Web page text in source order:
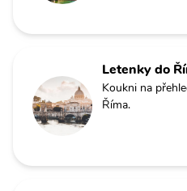
Letenky do
Koukni na
Říma.